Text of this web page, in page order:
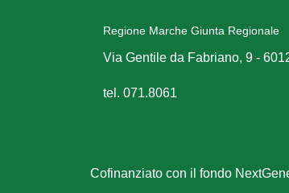
Regione Marche Giunta Regionale
Via Gentile da Fabriano, 9 -
tel. 071.8061
Cofinanziato con il fondo